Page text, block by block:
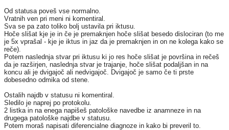
Od statusa poveš vse normalno.
Vratnih ven pri meni ni komentiral.
Sva se pa zato toliko bolj ustavila pri iktusu.
Hoče slišat kje je in če je premaknjen hoče slišat besedo dislociran (to me
je 5x vprašal - kje je iktus in jaz da je premaknjen in on ne kolega kako se
reče).
Potem naslednja stvar pri iktusu ki jo res hoče slišat je površina in rečeš
da je razširjen, naslednja stvar je trajanje, hoče slišat podaljšan in na
koncu ali je dvigajoč ali nedvigajoč. Dvigajoč je samo če ti prste
dobesedno odmika od stene.
Ostalih najdb v statusu ni komentiral.
Sledilo je naprej po protokolu.
2 listka in na enega napišeš patološke navedbe iz anamneze in na
drugega patološke najdbe v statusu.
Potem moraš napisati diferencialne diagnoze in kako bi preveril to.